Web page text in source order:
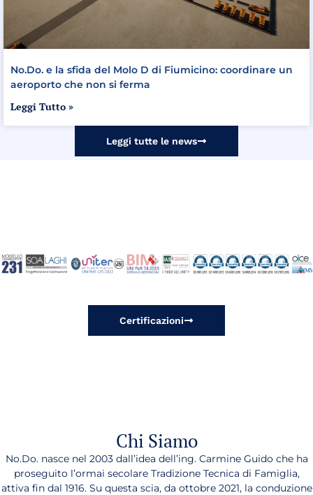
No.Do. e la sfida del Molo D di Fiumicino: coordinare un
aeroporto che non si ferma
Leggi Tutto »
Leggi tutte le news
Certificazioni
Chi Siamo
No.Do. nasce nel 2003 dall’idea dell’ing. Carmine Guido che ha
proseguito l’ormai secolare Tradizione Tecnica di Famiglia,
attiva fin dal 1916. Su questa scia, da ottobre 2021, la conduzione